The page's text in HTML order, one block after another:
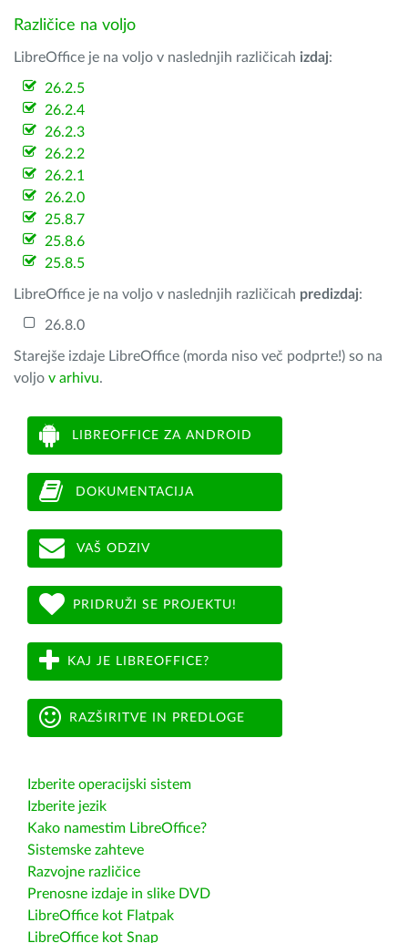
Različice na voljo
LibreOffice je na voljo v naslednjih različicah izdaj:
26.2.5
26.2.4
26.2.3
26.2.2
26.2.1
26.2.0
25.8.7
25.8.6
25.8.5
LibreOffice je na voljo v naslednjih različicah predizdaj:
26.8.0
Starejše izdaje LibreOffice (morda niso več podprte!) so na
voljo v arhivu.
LIBREOFFICE ZA ANDROID
DOKUMENTACIJA
VAŠ ODZIV
PRIDRUŽI SE PROJEKTU!
KAJ JE LIBREOFFICE?
RAZŠIRITVE IN PREDLOGE
Izberite operacijski sistem
Izberite jezik
Kako namestim LibreOffice?
Sistemske zahteve
Razvojne različice
Prenosne izdaje in slike DVD
LibreOffice kot Flatpak
LibreOffice kot Snap